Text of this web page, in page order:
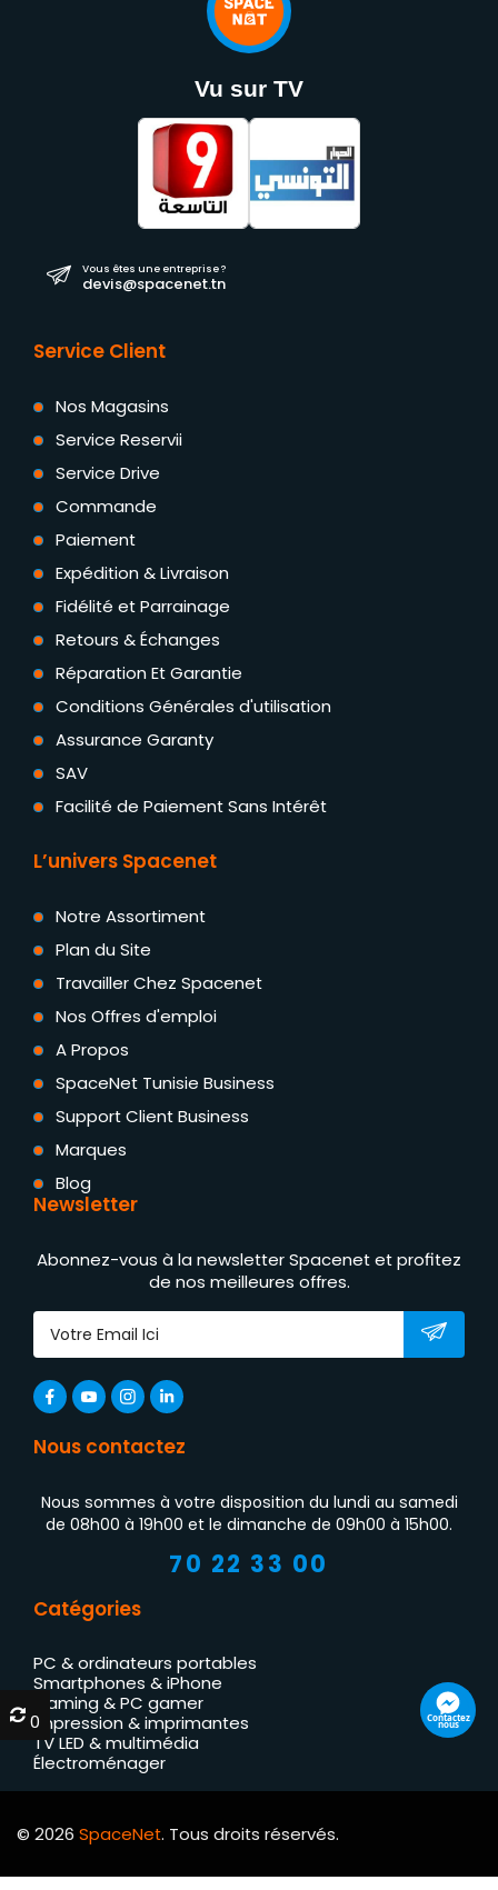
Vu sur TV
Vous êtes une entreprise ?
devis@spacenet.tn
Service Client
Nos Magasins
Service Reservii
Service Drive
Commande
Paiement
Expédition & Livraison
Fidélité et Parrainage
Retours & Échanges
Réparation Et Garantie
Conditions Générales d'utilisation
Assurance Garanty
SAV
Facilité de Paiement Sans Intérêt
L’univers Spacenet
Notre Assortiment
Plan du Site
Travailler Chez Spacenet
Nos Offres d'emploi
A Propos
SpaceNet Tunisie Business
Support Client Business
Marques
Blog
Newsletter
Abonnez-vous à la newsletter Spacenet et profitez
de nos meilleures offres.
Nous contactez
Nous sommes à votre disposition du lundi au samedi
de 08h00 à 19h00 et le dimanche de 09h00 à 15h00.
70 22 33 00
Catégories
PC & ordinateurs portables
Smartphones & iPhone
Gaming & PC gamer
Impression & imprimantes
TV LED & multimédia
Électroménager
© 2026 SpaceNet. Tous droits réservés.
Contactez
nous
0
0